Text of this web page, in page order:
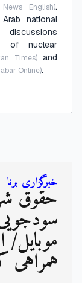
English).
national
discussions
of nuclear
Times)and
Online).
خبرگزاری برنا
حقوق
موبایل/
همراهی